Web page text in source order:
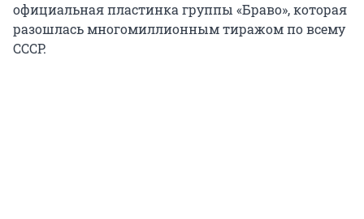
официальная пластинка группы «Браво», которая
разошлась многомиллионным тиражом по всему
СССР.